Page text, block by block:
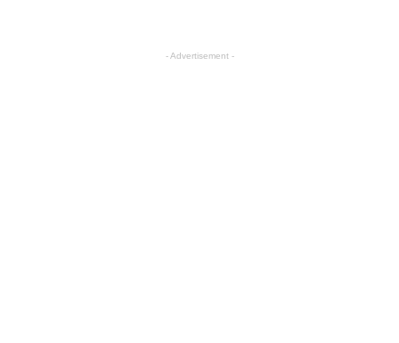
- Advertisement -